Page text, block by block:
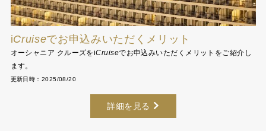
iCruiseでお申込みいただくメリット
オーシャニア クルーズをiCruiseでお申込みいただくメリットをご紹介し
ます。
更新日時：2025/08/20
詳細を見る